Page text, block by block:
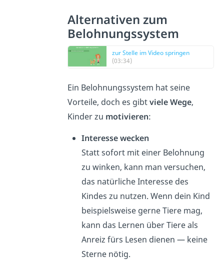
Alternativen zum
Belohnungssystem
zur Stelle im Video springen
(03:34)
Ein Belohnungssystem hat seine
Vorteile, doch es gibtviele Wege,
Kinder zu motivieren:
Interesse wecken
Statt sofort mit einer Belohnung
zu winken, kann man versuchen,
das natürliche Interesse des
Kindes zu nutzen. Wenn dein Kind
beispielsweise gerne Tiere mag,
kann das Lernen über Tiere als
Anreiz fürs Lesen dienen — keine
Sterne nötig.